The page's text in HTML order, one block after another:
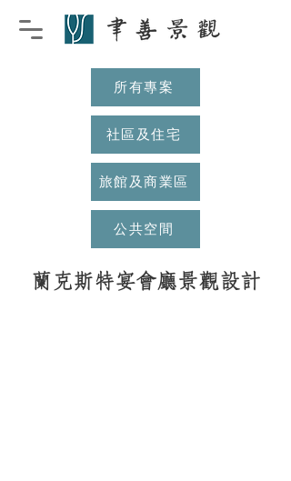
所有專案
社區及住宅
旅館及商業區
公共空間
蘭克斯特宴會廳景觀設計